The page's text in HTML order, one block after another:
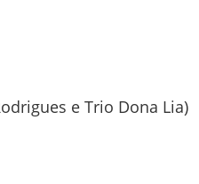
e Trio Dona Lia)